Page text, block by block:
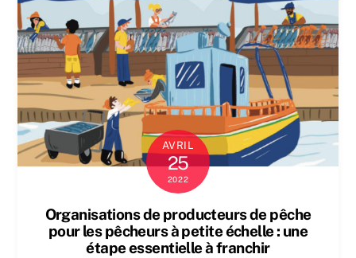
AVRIL
25
2022
Organisations de producteurs de pêche
pour les pêcheurs à petite échelle : une
étape essentielle à franchir